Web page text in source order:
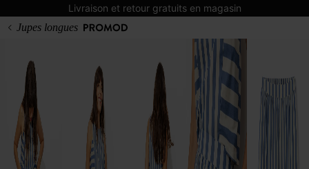
Livraison et retour gratuits en magasin
Jupes longues